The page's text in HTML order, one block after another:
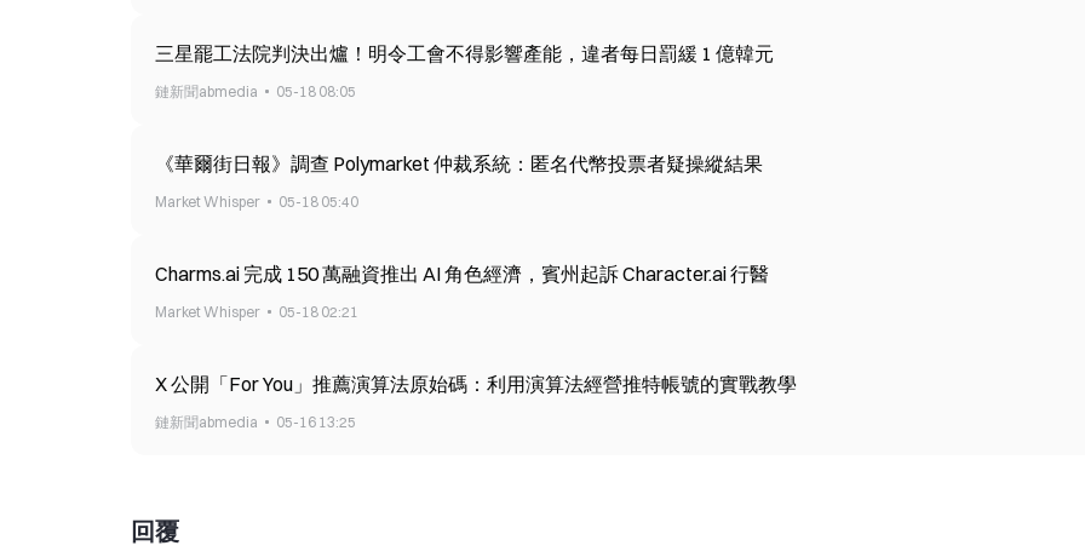
三星罷工法院判決出爐！明令工會不得影響產能，違者每日罰緩 1 億韓元
鏈新聞abmedia 05-18 08:05
《華爾街日報》調查 Polymarket 仲裁系統：匿名代幣投票者疑操縱結果
Market Whisper 05-18 05:40
Charms.ai 完成 150 萬融資推出 AI 角色經濟，賓州起訴 Character.ai 行醫
Market Whisper 05-18 02:21
X 公開「For You」推薦演算法原始碼：利用演算法經營推特帳號的實戰教學
鏈新聞abmedia 05-16 13:25
回覆